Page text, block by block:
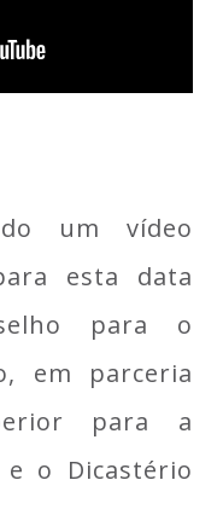
um vídeo
esta data
para o
em parceria
para a
e o Dicastério